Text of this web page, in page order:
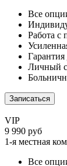
Все
Работа с
Личный
Записаться
VIP
9 990 руб
1-я местная
Все